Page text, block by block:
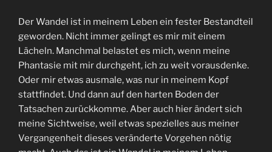
Der Wandel ist in meinem Leben ein fester Bestandteil
geworden. Nicht immer gelingt es mir mit einem
Lächeln. Manchmal belastet es mich, wenn meine
Phantasie mit mir durchgeht, ich zu weit vorausdenke.
Oder mir etwas ausmale, was nur in meinem Kopf
stattfindet. Und dann auf den harten Boden der
Tatsachen zurückkomme. Aber auch hier ändert sich
meine Sichtweise, weil etwas spezielles aus meiner
Vergangenheit dieses veränderte Vorgehen nötig